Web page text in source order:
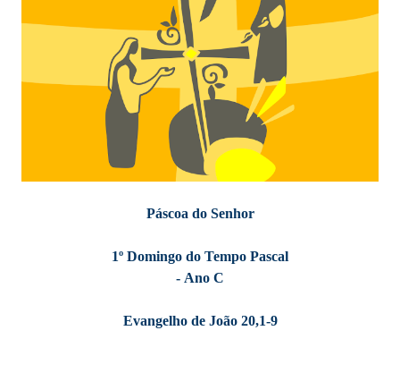
Páscoa do Senhor
1º Domingo do Tempo Pascal
- Ano C
Evangelho de João 20,1-9